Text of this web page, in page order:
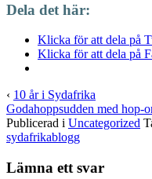
Dela det här:
Klicka för att dela på
Klicka för att dela på
‹ 10 år i Sydafrika
Godahoppsudden med hop-
Publicerad i Uncategorized
sydafrikablogg
Lämna ett svar